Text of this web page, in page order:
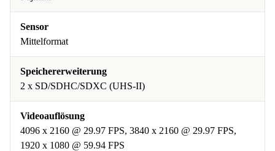
Sensor
Mittelformat
Speichererweiterung
2 x SD/SDHC/SDXC (UHS-II)
Videoauflösung
4096 x 2160 @ 29.97 FPS, 3840 x 2160 @ 29.97 FPS,
1920 x 1080 @ 59.94 FPS